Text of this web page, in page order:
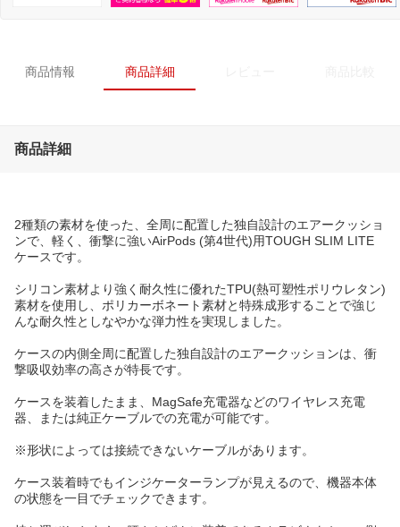
商品情報 商品詳細
商品詳細
2種類の素材を使った、全周に配置した独自設計のエアークッショ
ンで、軽く、衝撃に強いAirPods (第4世代)用TOUGH SLIM LITE
ケースです。
シリコン素材より強く耐久性に優れたTPU(熱可塑性ポリウレタン)
素材を使用し、ポリカーボネート素材と特殊成形することで強じ
んな耐久性としなやかな弾力性を実現しました。
ケースの内側全周に配置した独自設計のエアークッションは、衝
撃吸収効率の高さが特長です。
ケースを装着したまま、MagSafe充電器などのワイヤレス充電
器、または純正ケーブルでの充電が可能です。
※形状によっては接続できないケーブルがあります。
ケース装着時でもインジケーターランプが見えるので、機器本体
の状態を一目でチェックできます。